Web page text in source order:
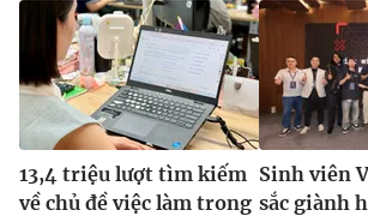
® Cấm sao chép dưới mọi hình thức nếu
thuận bằng văn bản. Ghi rõ nguồn VTV.vn
thông tin từ website này.
13,4 triệu lượt tìm kiếm
về chủ đề việc làm trong
Sinh viên
sắc giành